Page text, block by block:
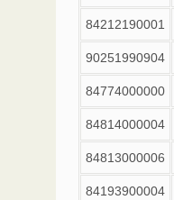
84212190001
90251990904
84774000000
84814000004
84813000006
84193900004